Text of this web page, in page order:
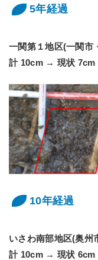
5年経過
一関第１地区(一関
計 10cm → 現状
10年経過
いさわ南部地区(奥
計 10cm → 現状